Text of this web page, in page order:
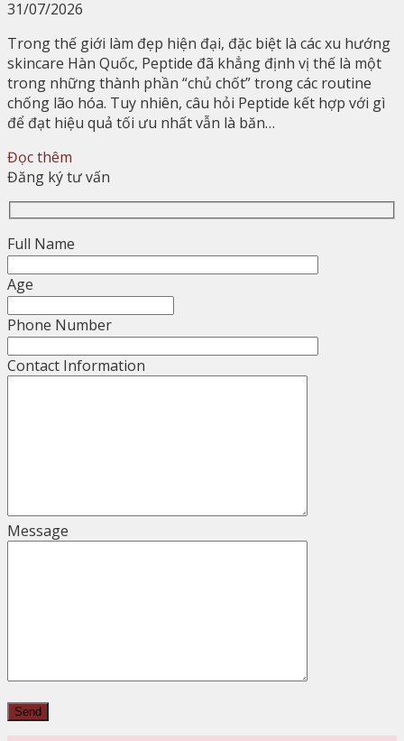
31/07/2026
Trong thế giới làm đẹp hiện đại, đặc biệt là các xu hướng
skincare Hàn Quốc, Peptide đã khẳng định vị thế là một
trong những thành phần “chủ chốt” trong các routine
chống lão hóa. Tuy nhiên, câu hỏi Peptide kết hợp với gì
để đạt hiệu quả tối ưu nhất vẫn là băn…
Đọc thêm
Đăng ký tư vấn
Full Name
Age
Phone Number
Contact Information
Message